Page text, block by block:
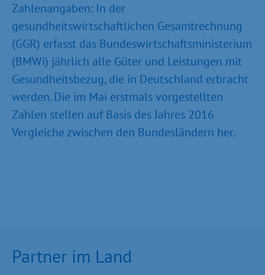
Zahlenangaben: In der
gesundheitswirtschaftlichen Gesamtrechnung
(GGR) erfasst das Bundeswirtschaftsministerium
(BMWi) jährlich alle Güter und Leistungen mit
Gesundheitsbezug, die in Deutschland erbracht
werden. Die im Mai erstmals vorgestellten
Zahlen stellen auf Basis des Jahres 2016
Vergleiche zwischen den Bundesländern her.
Partner im Land